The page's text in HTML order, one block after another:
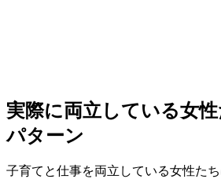
実際に両立している女
パターン
子育てと仕事を両立している女性た